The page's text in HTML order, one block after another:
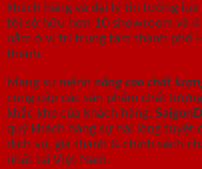
khách hàng và đại lý tin tưởng
tôi sở hữu hơn 10 showroom và
nằm ở vị trí trung tâm thành phố
thành.
Mang sứ mệnh nâng cao chất
cung cấp các sản phẩm chất
khắc khe của khách hàng.
quý khách hàng sự hài lòng tuyệt
dịch vụ, giá thành & chính sách
nhất tại Việt Nam.